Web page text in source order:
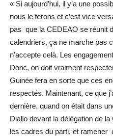
« Si aujourd’hui, il y’a une
nous le ferons et c’est vice
pas que la CEDEAO se réunit
calendriers, ça ne marche pas
n’accepte celà. Les
Donc, on doit vraiment
Guinée fera en sorte que ces
respectés. Maintenant, ce que
dernière, quand on était dans
Diallo devant la délégation de
les cadres du parti, et